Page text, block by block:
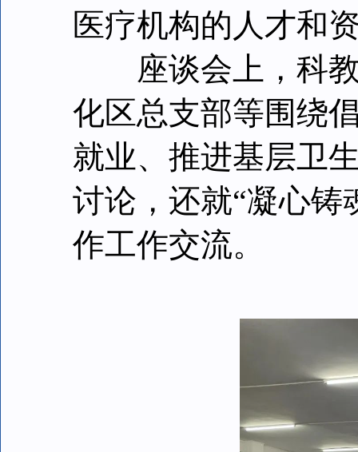
医疗机构的人才和
座谈会上，科教
化区总支部等围绕
就业、推进基层卫
讨论，还就“凝心铸
作工作交流。